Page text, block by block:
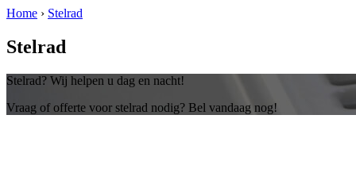
Home › Stelrad
Stelrad
Stelrad? Wij helpen u dag en nacht!
Vraag of offerte voor stelrad nodig? Bel vandaag nog!